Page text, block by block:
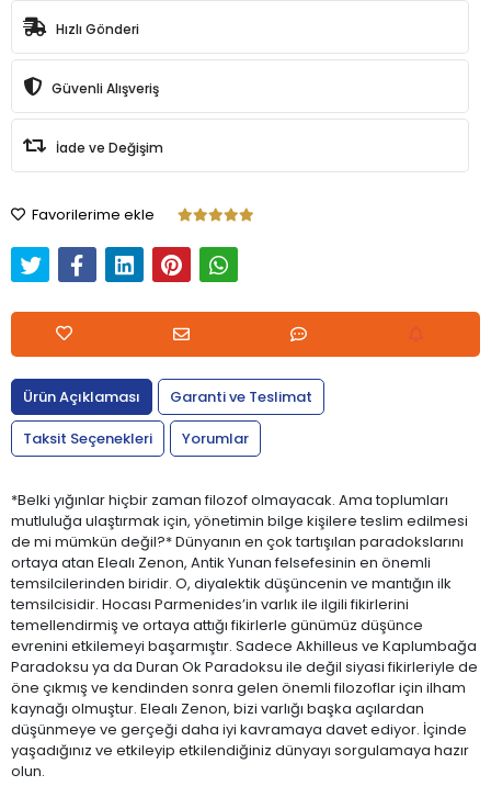
Hızlı Gönderi
Güvenli Alışveriş
İade ve Değişim
Favorilerime ekle
Ürün Açıklaması
Garanti ve Teslimat
Taksit Seçenekleri
Yorumlar
*Belki yığınlar hiçbir zaman filozof olmayacak. Ama toplumları
mutluluğa ulaştırmak için, yönetimin bilge kişilere teslim edilmesi
de mi mümkün değil?* Dünyanın en çok tartışılan paradokslarını
ortaya atan Elealı Zenon, Antik Yunan felsefesinin en önemli
temsilcilerinden biridir. O, diyalektik düşüncenin ve mantığın ilk
temsilcisidir. Hocası Parmenides’in varlık ile ilgili fikirlerini
temellendirmiş ve ortaya attığı fikirlerle günümüz düşünce
evrenini etkilemeyi başarmıştır. Sadece Akhilleus ve Kaplumbağa
Paradoksu ya da Duran Ok Paradoksu ile değil siyasi fikirleriyle de
öne çıkmış ve kendinden sonra gelen önemli filozoflar için ilham
kaynağı olmuştur. Elealı Zenon, bizi varlığı başka açılardan
düşünmeye ve gerçeği daha iyi kavramaya davet ediyor. İçinde
yaşadığınız ve etkileyip etkilendiğiniz dünyayı sorgulamaya hazır
olun.